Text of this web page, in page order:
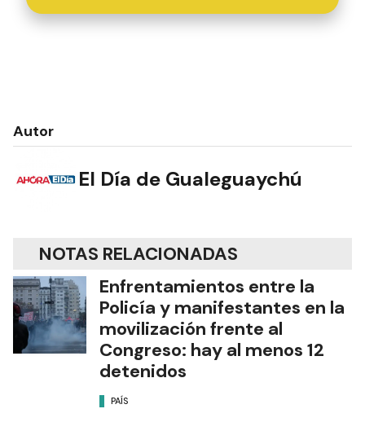
Autor
El Día de Gualeguaychú
NOTAS RELACIONADAS
Enfrentamientos entre la
Policía y manifestantes en la
movilización frente al
Congreso: hay al menos 12
detenidos
PAÍS